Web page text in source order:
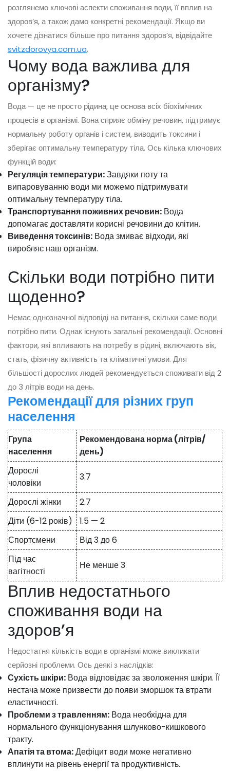
розглянемо ключові аспекти споживання води, її вплив на
здоров’я, а також дамо конкретні рекомендації. Якщо ви
хочете дізнатися більше про питання здоров’я, відвідайте
svitzdorovya.com.ua.
Чому вода важлива для
організму?
Вода — це не просто рідина, це основа всіх біохімічних
процесів в організмі. Вона сприяє обміну речовин, підтримує
нормальну роботу органів і систем, виводить токсини і
зберігає оптимальну температуру тіла. Ось кілька ключових
функцій води:
Регуляція температури:Завдяки поту та
випаровуванню води ми можемо підтримувати
оптимальну температуру тіла.
Транспортування поживних речовин: Вода
допомагає доставляти корисні речовини до клітин.
Виведення токсинів: Вода змиває відходи, які
виробляє наш організм.
Скільки води потрібно пити
щоденно?
Немає однозначної відповіді на питання, скільки саме води
потрібно пити. Однак існують загальні рекомендації. Основні
фактори, які впливають на потребу в рідині, включають вік,
стать, фізичну активність та кліматичні умови. Для
більшості дорослих людей рекомендується споживати від 2
до 3 літрів води на день.
Рекомендації для різних груп
населення
Група
населення
Рекомендована норма (літрів/
день)
Дорослі
чоловіки
3.7
Дорослі жінки
2.7
Діти (6-12 років)
1.5 — 2
Спортсмени
Від 3 до 6
Під час
вагітності
Не менше 3
Вплив недостатнього
споживання води на
здоров’я
Недостатня кількість води в організмі може викликати
серйозні проблеми. Ось деякі з наслідків:
Сухість шкіри: Вода відповідає за зволоження шкіри. Її
нестача може призвести до появи зморшок та втрати
еластичності.
Проблеми з травленням: Вода необхідна для
нормального функціонування шлунково-кишкового
тракту.
Апатія та втома:Дефіцит води може негативно
вплинути на рівень енергії та продуктивність.